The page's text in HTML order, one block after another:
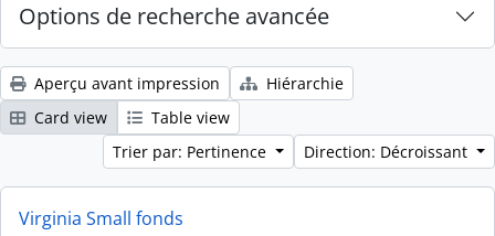
Options de recherche avancée
Aperçu avant impression
Hiérarchie
Card view
Table view
Trier par: Pertinence
Direction: Décroissant
Virginia Small fonds